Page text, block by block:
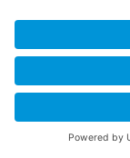
BERATUNG,